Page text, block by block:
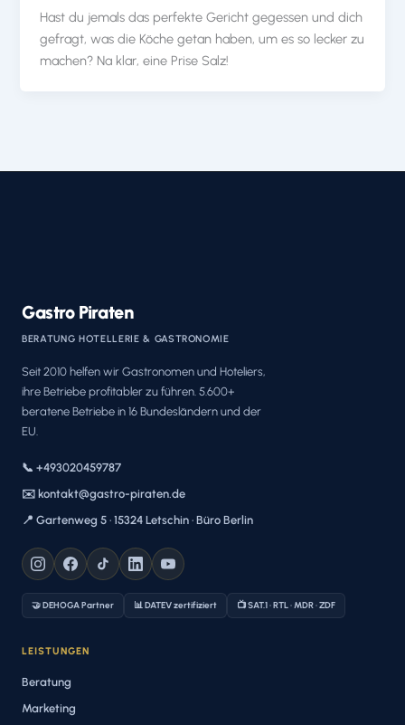
Hast du jemals das perfekte Gericht gegessen und dich
gefragt, was die Köche getan haben, um es so lecker zu
machen? Na klar, eine Prise Salz!
Gastro Piraten
BERATUNG HOTELLERIE & GASTRONOMIE
Seit 2010 helfen wir Gastronomen und Hoteliers,
ihre Betriebe profitabler zu führen. 5.600+
beratene Betriebe in 16 Bundesländern und der
EU.
📞 +493020459787
✉️ kontakt@gastro-piraten.de
📍 Gartenweg 5 · 15324 Letschin · Büro Berlin
🤝 DEHOGA Partner 📊 DATEV zertifiziert 📺 SAT.1 · RTL · MDR · ZDF
LEISTUNGEN
Beratung
Marketing